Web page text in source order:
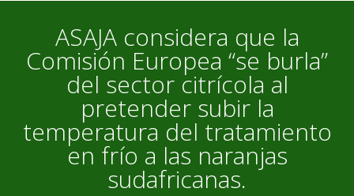
ASAJA considera que la
Comisión Europea “se burla”
del sector citrícola al
pretender subir la
temperatura del tratamiento
en frío a las naranjas
sudafricanas.